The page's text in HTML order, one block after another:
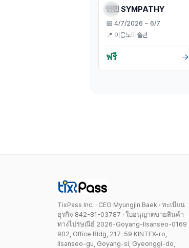
연민 SYMPATHY
📅 4/7/2026 ~ 6/7
📍 이응노미술관
ฟรี →
TixPass Inc. · CEO Myungjin Baek · ทะเบียน
ธุรกิจ 842-81-03787 · ใบอนุญาตขายสินค้า
ทางไปรษณีย์ 2026-Goyang-Ilsanseo-0169
902, Office Bldg, 217-59 KINTEX-ro,
Ilsanseo-gu, Goyang-si, Gyeonggi-do,